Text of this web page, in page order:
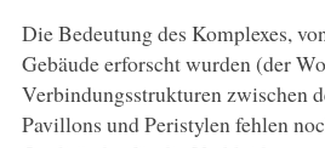
Die Bedeutung des Komplexes,
Gebäude erforscht wurden (der
Verbindungsstrukturen zwischen
Pavillons und Peristylen fehlen